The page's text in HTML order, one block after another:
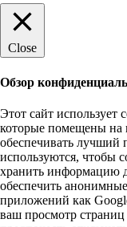
Close
Обзор
Этот сайт
которые помещены на
обеспечивать лучший
используются, чтобы
хранить информацию
обеспечить
приложений как
ваш просмотр